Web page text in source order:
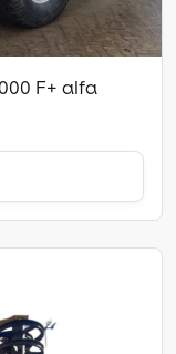
F+ alfa